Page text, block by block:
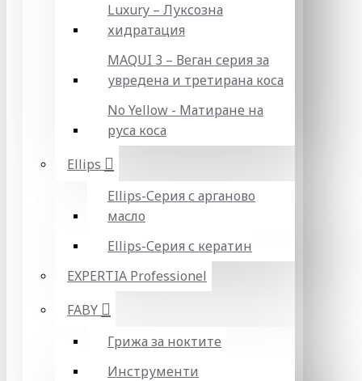
Luxury – Луксозна
хидратация
MAQUI 3 – Веган серия за
увредена и третирана коса
No Yellow - Матиране на
руса коса
Ellips
Ellips-Серия с арганово
масло
Ellips-Серия с кератин
EXPERTIA Professionel
FABY
Грижа за ноктите
Инструменти